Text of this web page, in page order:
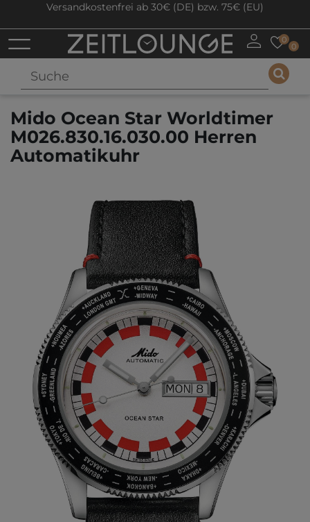
Versandkostenfrei ab 30€ (DE) bzw. 75€ (EU)
0
0
Mido Ocean Star Worldtimer
M026.830.16.030.00 Herren
Automatikuhr